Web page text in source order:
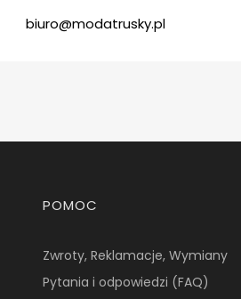
biuro@modatrusky.pl
Linki w stopce
POMOC
Zwroty, Reklamacje, Wymiany
Pytania i odpowiedzi (FAQ)